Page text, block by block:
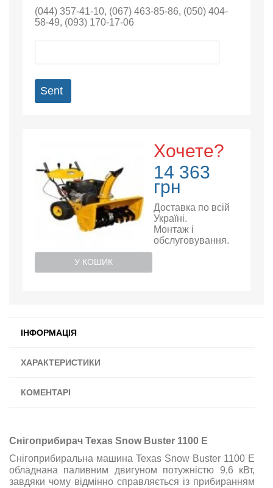
(044) 357-41-10, (067) 463-85-86, (050) 404-
58-49, (093) 170-17-06
Sent
Хочете?
14 363
грн
Доставка по всій
Україні.
Монтаж і
обслуговування.
У КОШИК
ІНФОРМАЦІЯ
ХАРАКТЕРИСТИКИ
КОМЕНТАРІ
Снігоприбирач Texas Snow Buster 1100 E
Снігоприбиральна машина Texas Snow Buster 1100 E
обладнана паливним двигуном потужністю 9,6 кВт,
завдяки чому відмінно справляється із прибиранням